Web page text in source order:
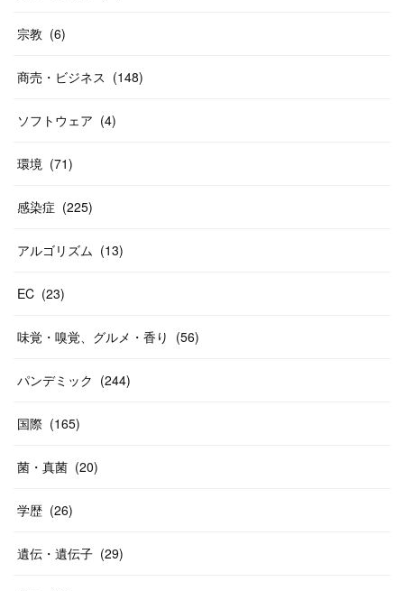
宗教 (6)
商売・ビジネス (148)
ソフトウェア (4)
環境 (71)
感染症 (225)
アルゴリズム (13)
EC (23)
味覚・嗅覚、グルメ・香り (56)
パンデミック (244)
国際 (165)
菌・真菌 (20)
学歴 (26)
遺伝・遺伝子 (29)